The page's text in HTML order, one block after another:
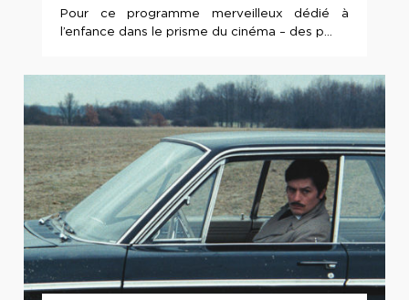
Pour ce programme merveilleux dédié à
l’enfance dans le prisme du cinéma – des p...